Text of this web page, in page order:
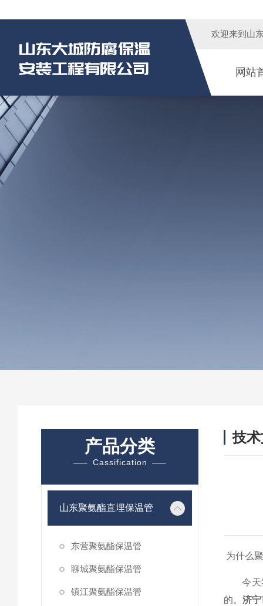
欢迎来到 山
网站
产品分类
Cassification
山东聚氨酯直埋保温管
东营聚氨酯保温管
聊城聚氨酯保温管
镇江聚氨酯保温管
技
为什么
今天我
的。济